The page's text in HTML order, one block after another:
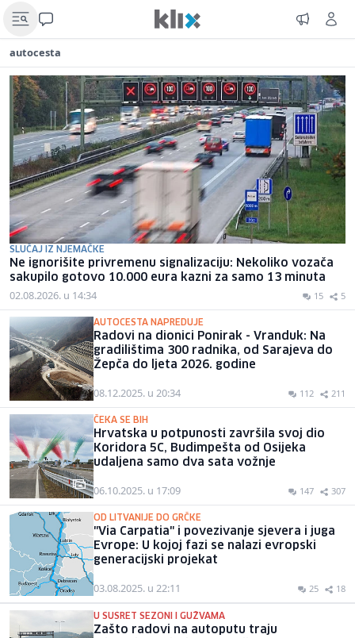
autocesta
SLUČAJ IZ NJEMAČKE
Ne ignorišite privremenu signalizaciju: Nekoliko vozača
sakupilo gotovo 10.000 eura kazni za samo 13 minuta
02.08.2026. u 14:34 15 5
AUTOCESTA NAPREDUJE
Radovi na dionici Ponirak - Vranduk: Na
gradilištima 300 radnika, od Sarajeva do
Žepča do ljeta 2026. godine
08.12.2025. u 20:34 112 211
ČEKA SE BIH
Hrvatska u potpunosti završila svoj dio
Koridora 5C, Budimpešta od Osijeka
udaljena samo dva sata vožnje
06.10.2025. u 17:09 147 307
OD LITVANIJE DO GRČKE
"Via Carpatia" i povezivanje sjevera i juga
Evrope: U kojoj fazi se nalazi evropski
generacijski projekat
03.08.2025. u 22:11 25 18
U SUSRET SEZONI I GUŽVAMA
Zašto radovi na autoputu traju